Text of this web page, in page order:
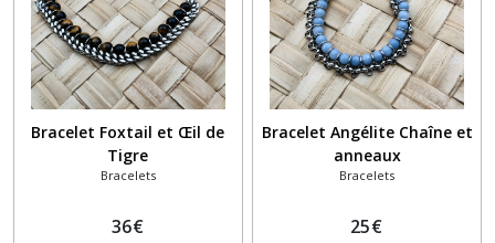
Bracelet Foxtail et Œil de
Tigre
Bracelets
36€
Bracelet Angélite Chaîne et
anneaux
Bracelets
25€